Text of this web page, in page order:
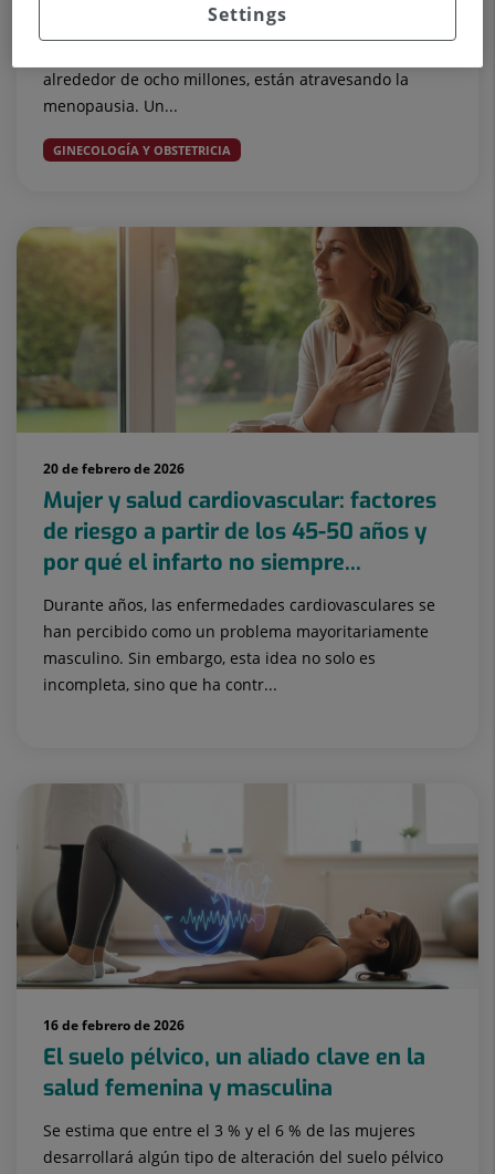
En España, según el Instituto Nacional de Estadística
alrededor de ocho millones, están atravesando la
menopausia. Un...
GINECOLOGÍA Y OBSTETRICIA
20 de febrero de 2026
Mujer y salud cardiovascular: factores
de riesgo a partir de los 45-50 años y
por qué el infarto no siempre...
Durante años, las enfermedades cardiovasculares se
han percibido como un problema mayoritariamente
masculino. Sin embargo, esta idea no solo es
incompleta, sino que ha contr...
16 de febrero de 2026
El suelo pélvico, un aliado clave en la
salud femenina y masculina
Se estima que entre el 3 % y el 6 % de las mujeres
desarrollará algún tipo de alteración del suelo pélvico
Settings